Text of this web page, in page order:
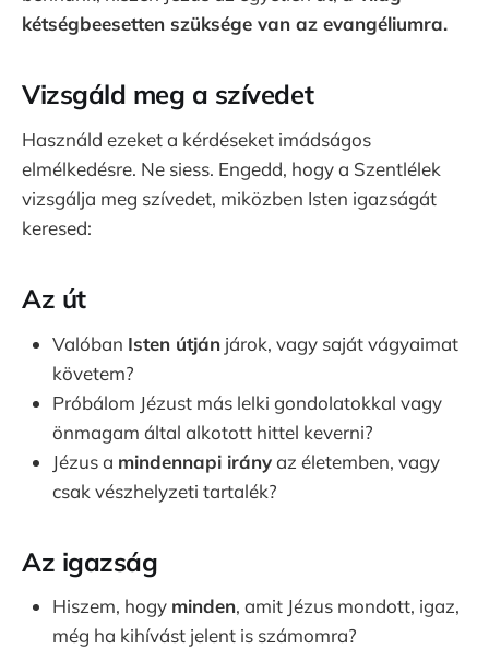
kétségbeesetten szüksége van az evangéliumra.
Vizsgáld meg a szívedet
Használd ezeket a kérdéseket imádságos
elmélkedésre. Ne siess. Engedd, hogy a Szentlélek
vizsgálja meg szívedet, miközben Isten igazságát
keresed:
Az út
Valóban Isten útján járok, vagy saját vágyaimat
követem?
Próbálom Jézust más lelki gondolatokkal vagy
önmagam által alkotott hittel keverni?
Jézus a mindennapi irányaz életemben, vagy
csak vészhelyzeti tartalék?
Az igazság
Hiszem, hogy minden, amit Jézus mondott, igaz,
még ha kihívást jelent is számomra?